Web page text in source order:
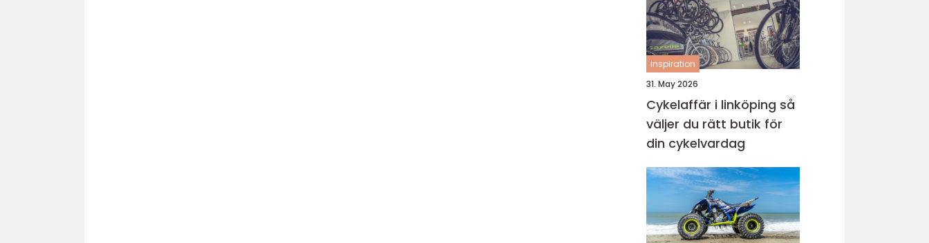
inspiration
31. May 2026
Cykelaffär i linköping så
väljer du rätt butik för
din cykelvardag